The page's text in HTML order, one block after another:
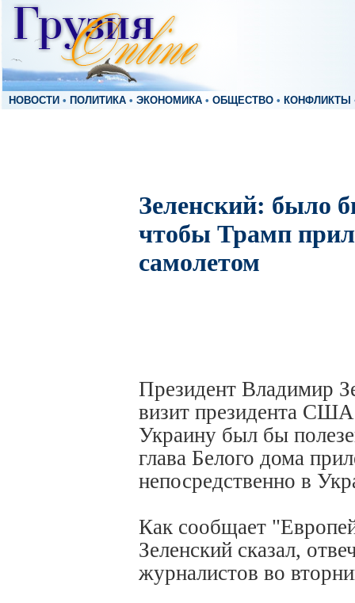
НОВОСТИ • ПОЛИТИКА • ЭКОНОМИКА • ОБЩЕСТВО • КОНФЛИКТЫ
Зеленский: было
чтобы Трамп
самолетом
Президент Владимир
визит президента
Украину был бы
глава Белого дома
непосредственно в
Как сообщает
Зеленский сказал,
журналистов во